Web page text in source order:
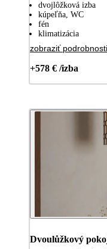
dvojlôžková izba
kúpeľňa, WC
fén
klimatizácia
zobraziť podrobnosti
+578 € /izba
Dvoulůžkový